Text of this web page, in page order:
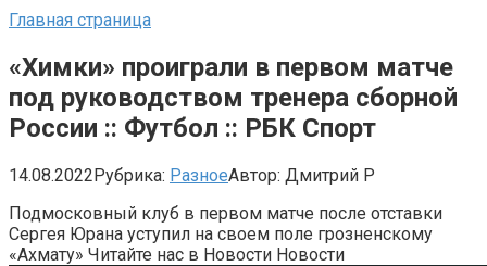
Главная страница
«Химки» проиграли в первом матче
под руководством тренера сборной
России :: Футбол :: РБК Спорт
14.08.2022Рубрика: РазноеАвтор: Дмитрий Р
Подмосковный клуб в первом матче после отставки
Сергея Юрана уступил на своем поле грозненскому
«Ахмату» Читайте нас в Новости Новости